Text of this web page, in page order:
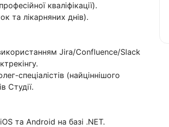
кваліфікації).
та лікарняних днів).
Jira/Confluence/Slack
спеціалістів (найціннішого
Студії.
та Android на базі .NET.